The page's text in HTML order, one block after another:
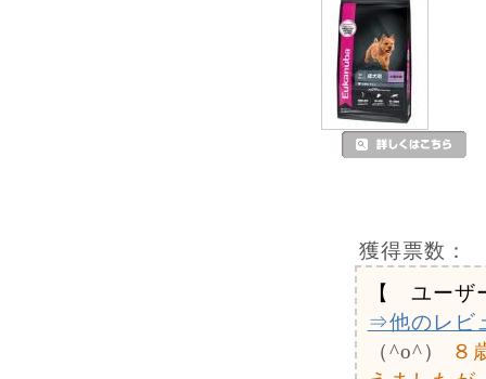
獲得票数：
【 ユーザ
⇒他のレビ
（^o^）
８